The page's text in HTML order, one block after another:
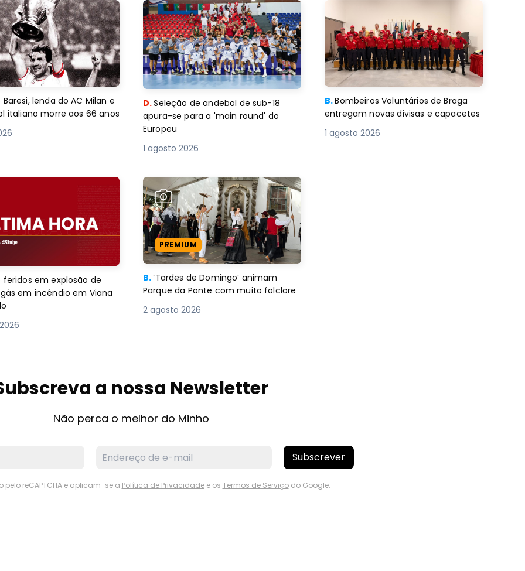
Baresi, lenda do AC Milan e
italiano morre aos 66 anos
D.Seleção de andebol de sub-18
apura-se para a 'main round' do
Europeu
1 agosto 2026
B.Bombeiros Voluntários de Braga
entregam novas divisas e capacetes
1 agosto 2026
feridos em explosão de
em incêndio em Viana
PREMIUM
B.‘Tardes de Domingo’ animam
Parque da Ponte com muito folclore
2 agosto 2026
a nossa Newsletter
Não perca o melhor do Minho
Subscrever
pelo reCAPTCHA e aplicam-se a Política de Privacidadee os Termos de Serviçodo Google.